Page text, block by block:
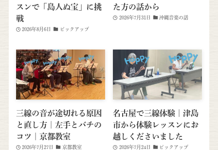
スンで「島人ぬ宝」に挑
戦
2026年8月6日 ピックアップ
た方の話から
2026年7月31日 沖縄音楽の話
三線の音が途切れる原因
と直し方｜左手とバチの
コツ｜京都教室
2026年7月27日 京都教室
名古屋で三線体験｜津島
市から体験レッスンにお
越しくださいました
2026年7月24日 ピックアップ